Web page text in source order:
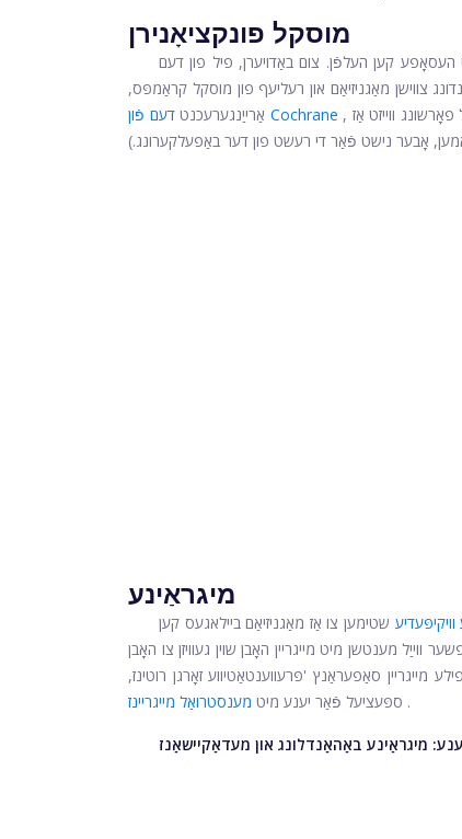
מוסקל פונקציאָנירן
העסאָפע קען העלפֿן. צום באַדויערן, פיל פון דעם
צווישן מאַגניזיאַם און רעליעף פון מוסקל קראַמפּס,
אַרייַנגערעכנט דעם פֿון Cochrane , האט ניט געוויזן קיין קלאָר זאָגן אַז מאַגניזיאַם ביילאגעס זענען עפעקטיוו (אַ ביסל פאָרשונג ווייזט אַז
וואָמען, אָבער נישט פֿאַר די רעשט פון דער באַפעלקערונג.)
מיגראַינע
שטימען צו אַז מאַגניזיאַם ביילאגעס קען
ווייַל מענטשן מיט מייגריין האָבן שוין געוויזן צו האָבן
מייגריין סאַפעראַנץ 'פּרעווענטאַטיווע זאָרגן רוטינז,
ספּעציעל פֿאַר יענע מיט מענסטרואַל מייגריינז .
מיגראַינע באַהאַנדלונג און מעדאַקיישאַנז